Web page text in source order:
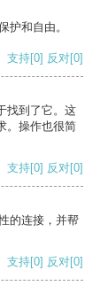
护和自由。
支持[0] 反对[0]
找到了它。这
。操作也很简
支持[0] 反对[0]
的连接，并帮
支持[0] 反对[0]